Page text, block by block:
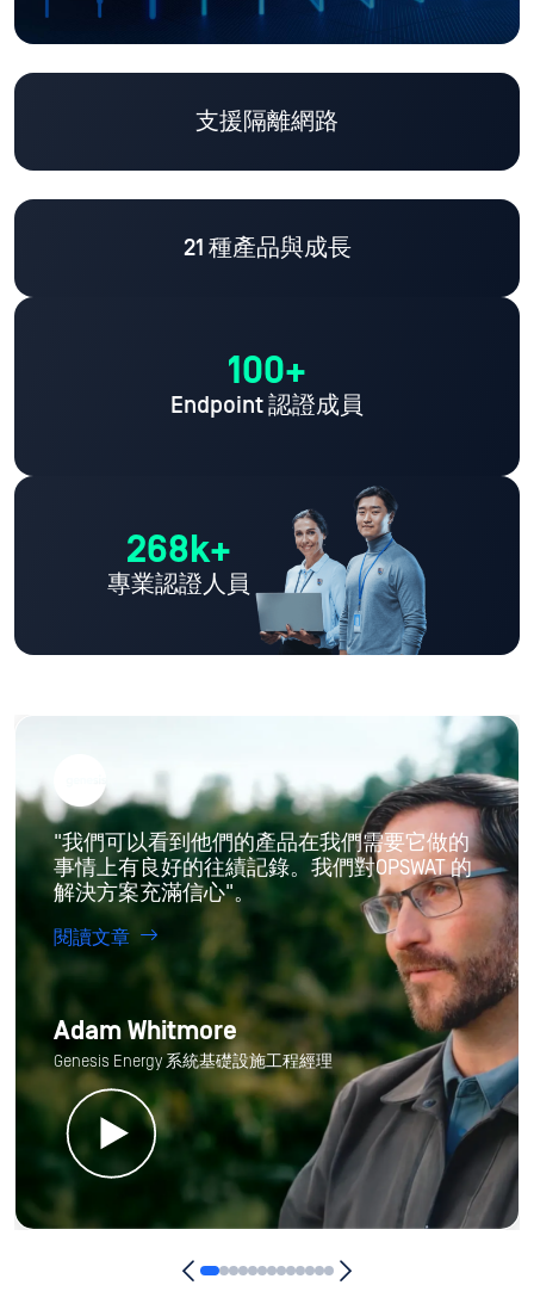
100+
Endpoint 認證成員
支援隔離網路
21 種產品與成長
268k+
專業認證人員
"我們可以看到他們的產品在我們需要它做的
事情上有良好的往績記錄。我們對OPSWAT 的
解決方案充滿信心"。
閱讀文章
Adam Whitmore
Genesis Energy 系統基礎設施工程經理